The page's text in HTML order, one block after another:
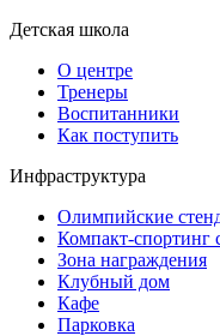
Детская школа
О центре
Тренеры
Воспитанники
Как поступить
Инфраструктура
Олимпийские
Компакт-спортинг
Зона награждения
Клубный дом
Кафе
Парковка